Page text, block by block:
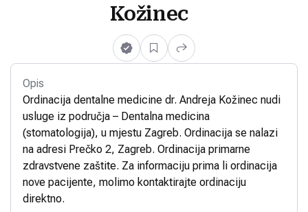
Kožinec
Opis
Ordinacija dentalne medicine dr. Andreja Kožinec nudi
usluge iz područja – Dentalna medicina
(stomatologija), u mjestu Zagreb. Ordinacija se nalazi
na adresi Prečko 2, Zagreb. Ordinacija primarne
zdravstvene zaštite. Za informaciju prima li ordinacija
nove pacijente, molimo kontaktirajte ordinaciju
direktno.